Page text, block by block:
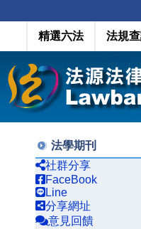
精選六法 法規
法學期刊
社群分享
FaceBook
Line
分享網址
意見回饋